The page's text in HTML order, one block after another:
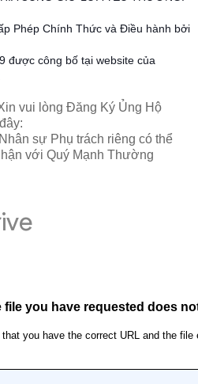
Phép Chính Thức và Điều hành bởi
được công bố tại website của
vui lòng Đăng Ký Ủng Hộ
sự Phụ trách riêng có thể
với Quý Mạnh Thường